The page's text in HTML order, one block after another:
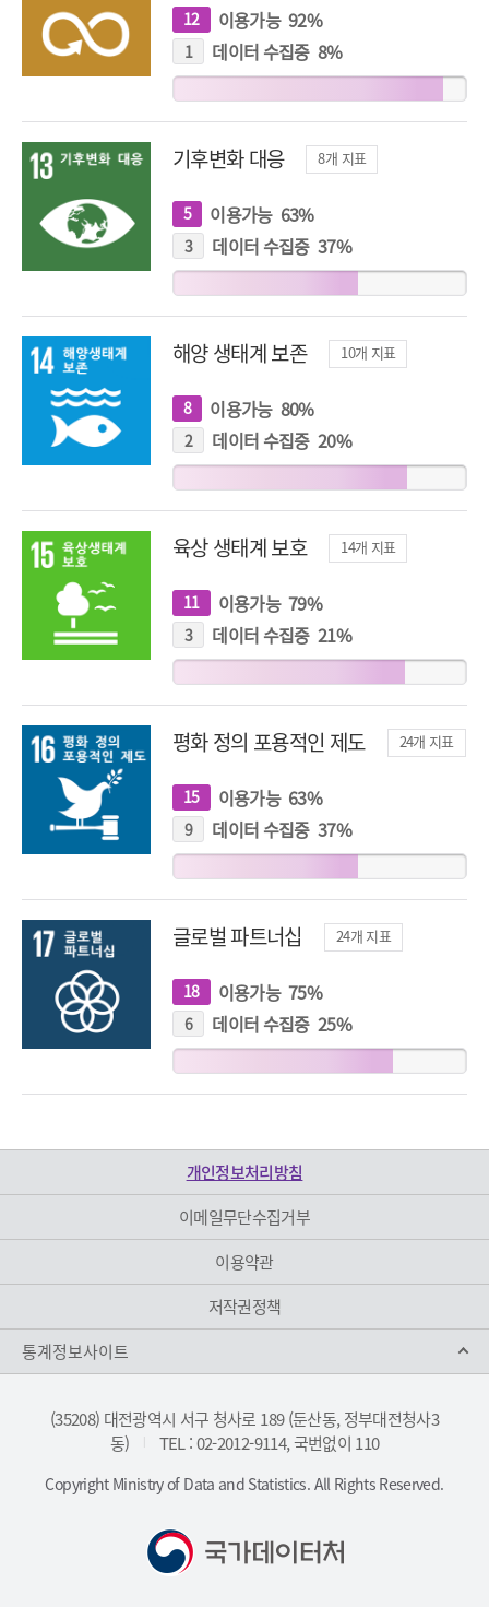
12개
지
표
이용가능 92%
1개
지
표
데이터 수집중 8%
기후변화 대응 8개 지표
5개
지
표
이용가능 63%
3개
지
표
데이터 수집중 37%
해양 생태계 보존 10개 지표
8개
지
표
이용가능 80%
2개
지
표
데이터 수집중 20%
육상 생태계 보호 14개 지표
11개
지
표
이용가능 79%
3개
지
표
데이터 수집중 21%
평화 정의 포용적인 제도 24개 지표
15개
지
표
이용가능 63%
9개
지
표
데이터 수집중 37%
글로벌 파트너십 24개 지표
18개
지
표
이용가능 75%
6개
지
표
데이터 수집중 25%
개인정보처리방침
이메일무단수집거부
이용약관
저작권정책
통계정보사이트
(35208) 대전광역시 서구 청사로 189 (둔산동, 정부대전청사3
동)
TEL : 02-2012-9114, 국번없이 110
Copyright Ministry of Data and Statistics. All Rights Reserved.